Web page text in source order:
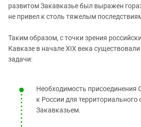
развитом Закавказье был выражен
не привел к столь тяжелым
Таким образом, с точки зрения
Кавказе в начале XIX века
задачи:
Необходимость присоединения
к России для территориального
Закавказьем.